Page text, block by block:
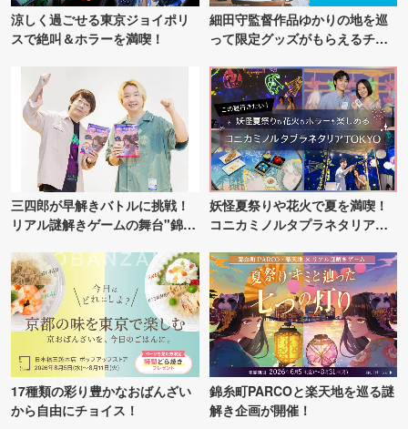
涼しく過ごせる東京ジョイポリ
スで絶叫＆ホラーを満喫！
細田守監督作品ゆかりの地を巡
って限定グッズがもらえるチャ
三四郎が早解きバトルに挑戦！
リアル謎解きゲームの舞台"錦糸
妖怪夏祭りや花火で夏を満喫！
コニカミノルタプラネタリア
17種類の彩り豊かなおばんざい
から自由にチョイス！
錦糸町PARCOと楽天地を巡る謎
解き企画が開催！